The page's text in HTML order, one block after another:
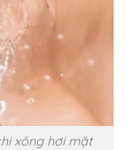
xông hơi mặt